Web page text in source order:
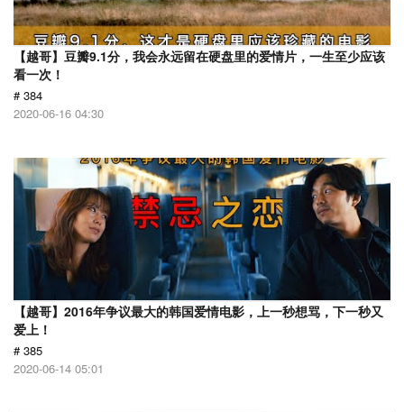
【越哥】豆瓣9.1分，我会永远留在硬盘里的爱情片，一生至少应该
看一次！
# 384
2020-06-16 04:30
【越哥】2016年争议最大的韩国爱情电影，上一秒想骂，下一秒又
爱上！
# 385
2020-06-14 05:01